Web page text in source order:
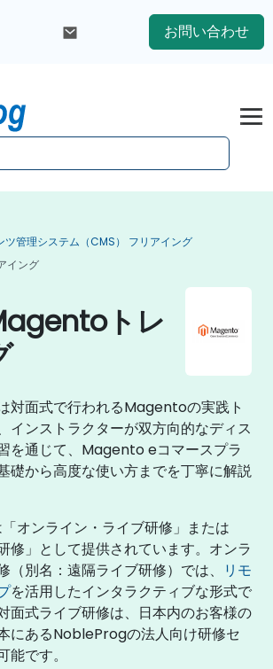
お問い合わせ
ツ管理システム（CMS） フリアイング
イング
トレ
対面式で行われるMagentoの実践ト
インストラクターが双方向的なディス
を通じて、Magento eコマースプラ
礎から高度な使い方までを丁寧に解説
オンライン・ライブ研修」または
修」として提供されています。オンラ
（別名：遠隔ライブ研修）では、
リモ
を活用したインタラクティブな形式で
面式ライブ研修は、日本内のお客様の
にあるNobleProgの法人向け研修セ
能です。